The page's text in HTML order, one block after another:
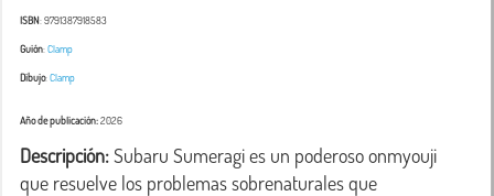
ISBN: 9791387918583
Guión:Clamp
Dibujo:Clamp
Año de publicación:2026
Descripción: Subaru Sumeragi es un poderoso onmyouji
que resuelve los problemas sobrenaturales que